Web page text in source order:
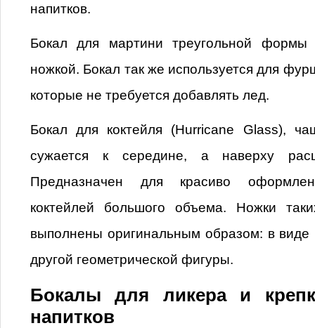
напитков.
Бокал для мартини треугольной формы
ножкой. Бокал так же используется для
которые не требуется добавлять лед.
Бокал для коктейля (Hurricane Glass),
сужается к середине, а наверху
Предназначен для красиво
коктейлей большого объема. Ножки
выполнены оригинальным образом: в виде
другой геометрической фигуры.
Бокалы для ликера и
напитков